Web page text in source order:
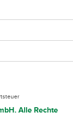
Alle Rechte